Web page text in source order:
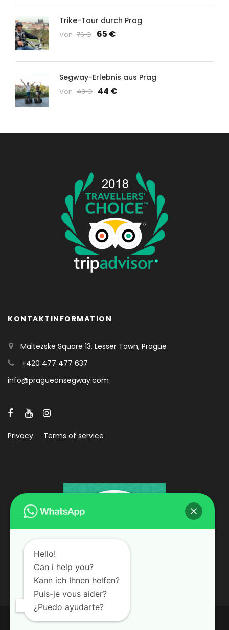
Trike-Tour durch Prag
Von 76 € 65 €
Segway-Erlebnis aus Prag
Von 49 € 44 €
KONTAKTINFORMATION
Maltezske Square 13, Lesser Town, Prague
+420 477 477 637
info@pragueonsegway.com
Privacy Terms of service
Hello!
Can i help you?
Kann ich Ihnen helfen?
Puis-je vous aider?
¿Puedo ayudarte?